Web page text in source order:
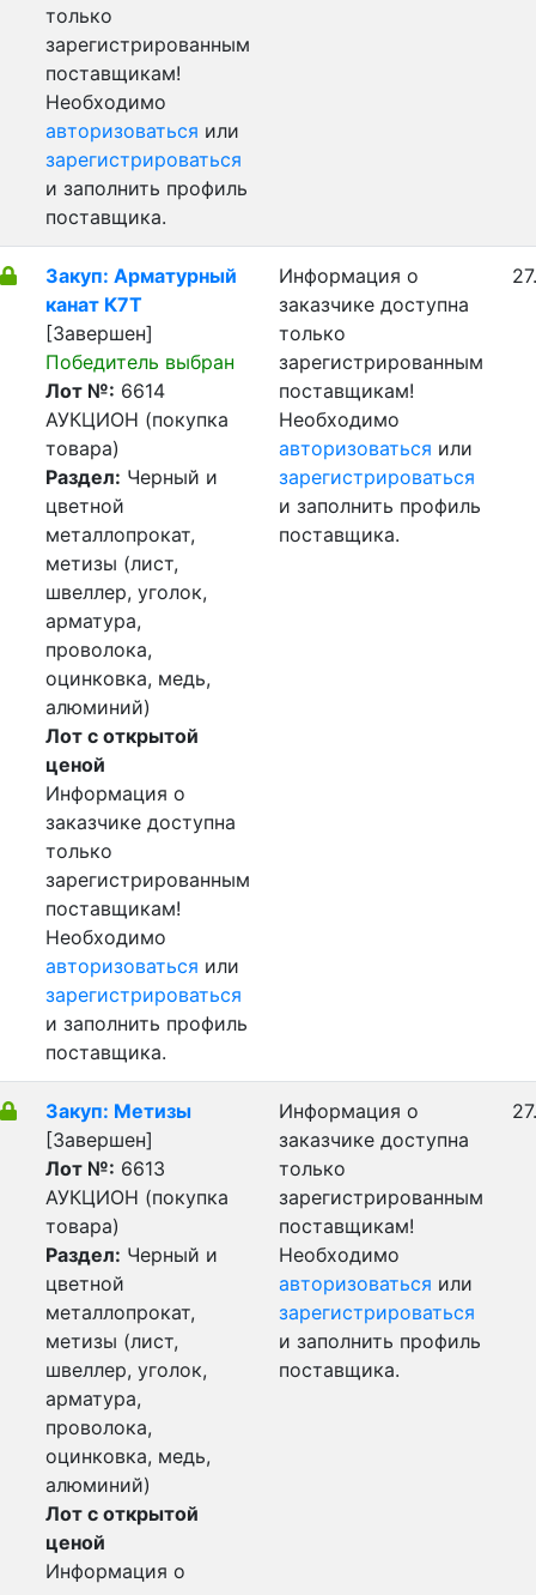
только
зарегистрированным
поставщикам!
Необходимо
авторизоваться или
зарегистрироваться
и заполнить профиль
поставщика.
Закуп: Арматурный
канат К7Т
[Завершен]
Победитель выбран
Лот №: 6614
АУКЦИОН (покупка
товара)
Раздел: Черный и
цветной
металлопрокат,
метизы (лист,
швеллер, уголок,
арматура,
проволока,
оцинковка, медь,
алюминий)
Лот с открытой
ценой
Информация о
заказчике доступна
только
зарегистрированным
поставщикам!
Необходимо
авторизоваться или
зарегистрироваться
и заполнить профиль
поставщика.
Информация о
заказчике доступна
только
зарегистрированным
поставщикам!
Необходимо
авторизоваться или
зарегистрироваться
и заполнить профиль
поставщика.
Закуп: Метизы
[Завершен]
Лот №: 6613
АУКЦИОН (покупка
товара)
Раздел: Черный и
цветной
металлопрокат,
метизы (лист,
швеллер, уголок,
арматура,
проволока,
оцинковка, медь,
алюминий)
Лот с открытой
ценой
Информация о
Информация о
заказчике доступна
только
зарегистрированным
поставщикам!
Необходимо
авторизоваться или
зарегистрироваться
и заполнить профиль
поставщика.